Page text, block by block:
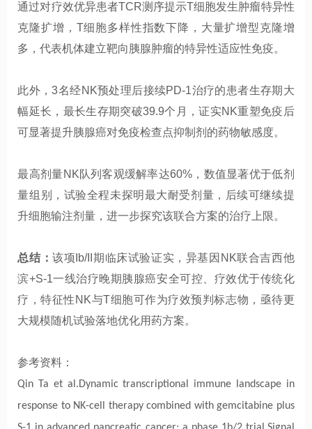
通过对疗效优异患者TCR测序提示T细胞发生肿瘤特异性
克隆扩增，T细胞多样性指数下降，大量扩增型克隆增
多，代表机体建立靶向胰腺肿瘤的特异性适应性免疫。
此外，3名经NK预处理后接续PD-1治疗的患者生存期大
幅延长，最长生存期突破39.9个月，证实NK重塑免疫后
可显著提升胰腺癌对免疫检查点抑制剂的药物敏感度。
最高剂量NK队列客观缓解率达60%，数值显著优于低剂
量组别，试验全程未探明最大耐受剂量，后续可继续提
升细胞输注剂量，进一步探究该联合方案的治疗上限。
总结：该项Ib/II期临床试验证实，异基因NK联合吉西他
滨+S-1一线治疗晚期胰腺癌安全可控、疗效优于传统化
疗，特征性NK与T细胞可作为疗效预判标志物，亟待更
大规模随机试验落地优化用药方案。
参考资料：
Qin Ta et al.Dynamic transcriptional immune landscape in
response to NK-cell therapy combined with gemcitabine plus